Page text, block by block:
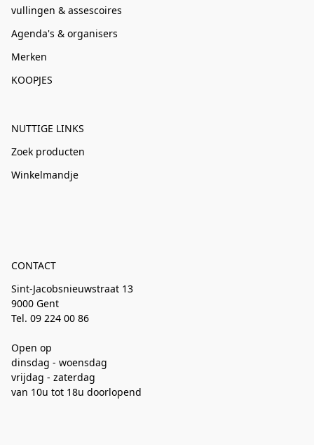
vullingen & assescoires
Agenda's & organisers
Merken
KOOPJES
NUTTIGE LINKS
Zoek producten
Winkelmandje
CONTACT
Sint-Jacobsnieuwstraat 13
9000 Gent
Tel. 09 224 00 86
Open op
dinsdag - woensdag
vrijdag - zaterdag
van 10u tot 18u doorlopend